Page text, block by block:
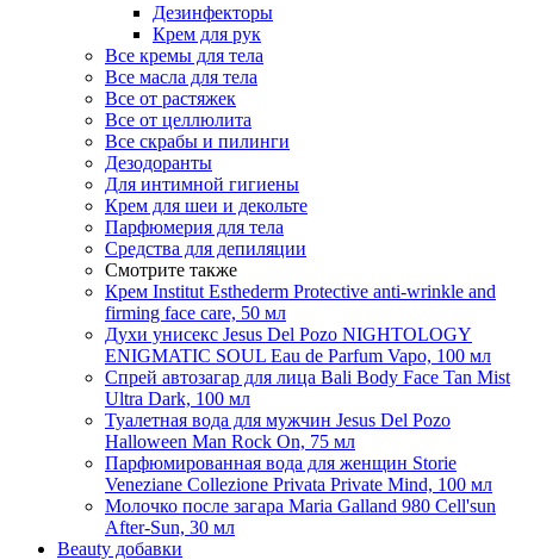
Дезинфекторы
Крем для рук
Все кремы для тела
Все масла для тела
Все от растяжек
Все от целлюлита
Все скрабы и пилинги
Дезодоранты
Для интимной гигиены
Крем для шеи и декольте
Парфюмерия для тела
Средства для депиляции
Смотрите также
Крем Institut Esthederm Protective anti-wrinkle and
firming face care, 50 мл
Духи унисекс Jesus Del Pozo NIGHTOLOGY
ENIGMATIC SOUL Eau de Parfum Vapo, 100 мл
Спрей автозагар для лица Bali Body Face Tan Mist
Ultra Dark, 100 мл
Туалетная вода для мужчин Jesus Del Pozo
Halloween Man Rock On, 75 мл
Парфюмированная вода для женщин Storie
Veneziane Collezione Privata Private Mind, 100 мл
Молочко после загара Maria Galland 980 Cell'sun
After-Sun, 30 мл
Beauty добавки